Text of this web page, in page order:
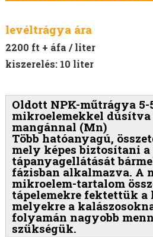
levéltrágya ára
2200 ft + áfa / liter
kiszerelés: 10 liter
Oldott NPK-műtrágya
mikroelemekkel dúsítva
mangánnal (Mn)
Több hatóanyagú,
mely képes biztosítani a
tápanyagellátását
fázisban alkalmazva. A
mikroelem-tartalom
tápelemekre fektettük
melyekre a
folyamán nagyobb
szükségük.